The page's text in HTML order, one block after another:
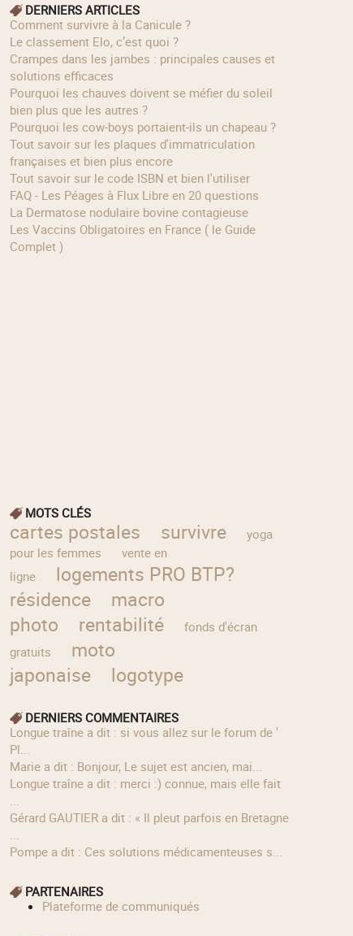
DERNIERS ARTICLES
Comment survivre à la Canicule ?
Le classement Elo, c’est quoi ?
Crampes dans les jambes : principales causes et
solutions efficaces
Pourquoi les chauves doivent se méfier du soleil
bien plus que les autres ?
Pourquoi les cow‑boys portaient‑ils un chapeau ?
Tout savoir sur les plaques d'immatriculation
françaises et bien plus encore
Tout savoir sur le code ISBN et bien l'utiliser
FAQ - Les Péages à Flux Libre en 20 questions
La Dermatose nodulaire bovine contagieuse
Les Vaccins Obligatoires en France ( le Guide
Complet )
MOTS CLÉS
cartes postales survivre
yoga
pour les femmes
vente en
ligne
logements PRO BTP?
résidence
macro
photo
rentabilité
fonds d'écran
gratuits
moto
japonaise
logotype
DERNIERS COMMENTAIRES
longue traîne a dit : si vous allez sur le forum de '
Pl...
Marie a dit : Bonjour, Le sujet est ancien, mai...
longue traîne a dit : merci :) connue, mais elle fait
...
Gérard GAUTIER a dit : « Il pleut parfois en Bretagne
...
Pompe a dit : Ces solutions médicamenteuses s...
PARTENAIRES
Plateforme de communiqués